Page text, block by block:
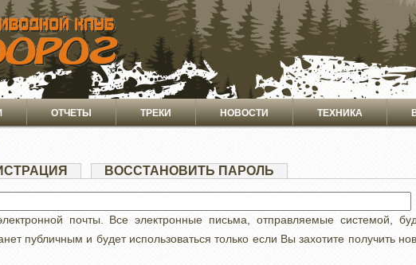
ОТЧЕТЫ ТРЕКИ НОВОСТИ ТЕХНИКА
(АКТИВНАЯ
ВОССТАНОВИТЬ ПАРОЛЬ
почты. Все электронные письма, отправляемые системой,
публичным и будет использоваться только если Вы захотите получить